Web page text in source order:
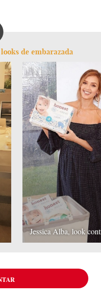
de embarazada
Jessica Alba, look